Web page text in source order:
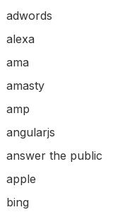
adwords
alexa
ama
amasty
amp
angularjs
answer the public
apple
bing